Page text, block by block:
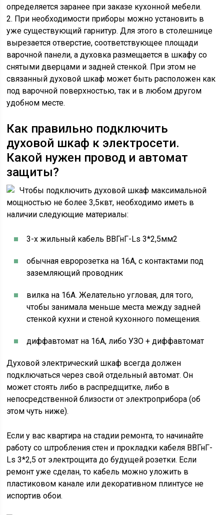
определяется заранее при заказе кухонной мебели.
2. При необходимости приборы можно установить в
уже существующий гарнитур. Для этого в столешнице
вырезается отверстие, соответствующее площади
варочной панели, а духовка размещается в шкафу со
снятыми дверцами и задней стенкой. При этом не
связанный духовой шкаф может быть расположен как
под варочной поверхностью, так и в любом другом
удобном месте.
Как правильно подключить
духовой шкаф к электросети.
Какой нужен провод и автомат
защиты?
Чтобы подключить духовой шкаф максимальной
мощностью не более 3,5квт, необходимо иметь в
наличии следующие материалы:
3-х жильный кабель ВВГнГ-Ls 3*2,5мм2
обычная евророзетка на 16А, с контактами под
заземляющий проводник
вилка на 16А. Желательно угловая, для того,
чтобы занимала меньше места между задней
стенкой кухни и стеной кухонного помещения.
диффавтомат на 16А, либо УЗО + диффавтомат
Духовой электрический шкаф всегда должен
подключаться через свой отдельный автомат. Он
может стоять либо в распредщитке, либо в
непосредственной близости от электроприбора (об
этом чуть ниже).
Если у вас квартира на стадии ремонта, то начинайте
работу со штробления стен и прокладки кабеля ВВГнГ-
Ls 3*2,5 от электрощита до будущей розетки. Если
ремонт уже сделан, то кабель можно уложить в
пластиковом канале или декоративном плинтусе не
испортив обои.